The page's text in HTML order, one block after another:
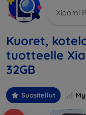
Xiaomi
Kuoret,
tuotteelle
32GB
Suositellut